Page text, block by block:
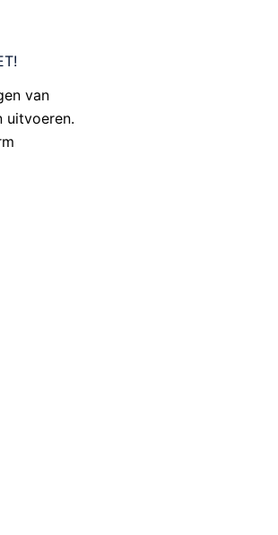
van
uitvoeren.